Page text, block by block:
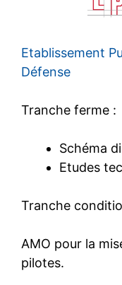
Etablissement
Défense
Tranche ferme :
Schéma
Etudes
Tranche
AMO pour la
pilotes.